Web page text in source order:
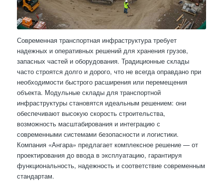
Современная транспортная инфраструктура требует
надежных и оперативных решений для хранения грузов,
запасных частей и оборудования. Традиционные склады
часто строятся долго и дорого, что не всегда оправдано при
необходимости быстрого расширения или перемещения
объекта. Модульные склады для транспортной
инфраструктуры становятся идеальным решением: они
обеспечивают высокую скорость строительства,
возможность масштабирования и интеграцию с
современными системами безопасности и логистики.
Компания «Ангара» предлагает комплексное решение — от
проектирования до ввода в эксплуатацию, гарантируя
функциональность, надежность и соответствие современным
стандартам.